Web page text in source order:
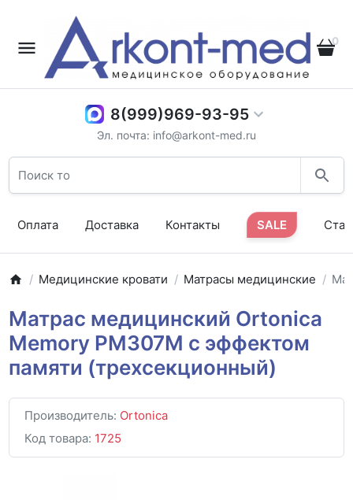
0
8(999)969-93-95
Эл. почта: info@arkont-med.ru
Оплата Доставка Контакты SALE
Медицинские кровати Матрасы медицинские
Матрас медицинский Ortonica
Memory PM307M с эффектом
памяти (трехсекционный)
Производитель: Ortonica
Код товара: 1725